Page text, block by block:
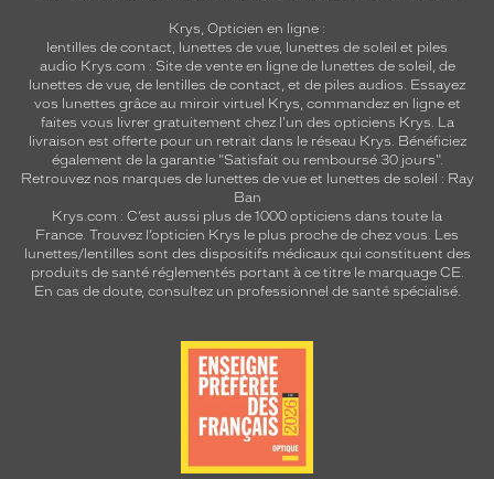
Krys, Opticien en ligne :
lentilles de contact lunettes de vue, lunettes de soleil et piles
audio Krys.com : Site de vente en ligne de lunettes de soleil, de
lunettes de vue, de lentilles de contact , et de piles audios. Essayez
vos lunettes grâce au miroir virtuel Krys, commandez en ligne et
faites vous livrer gratuitement chez l'un des opticiens Krys. La
livraison est offerte pour un retrait dans le réseau Krys. Bénéficiez
également de la garantie "Satisfait ou remboursé 30 jours".
Retrouvez nos marques de lunettes de vue et lunettes de soleil : Ray
Ban
Krys.com : C’est aussi plus de 1000 opticiens dans toute la
France. Trouvez l’opticien Krys le plus proche de chez vous . Les
lunettes/lentilles sont des dispositifs médicaux qui constituent des
produits de santé réglementés portant à ce titre le marquage CE.
En cas de doute, consultez un professionnel de santé spécialisé.